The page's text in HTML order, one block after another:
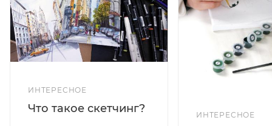
ИНТЕРЕСНОЕ
Что такое скетчинг?
ИНТЕРЕСНОЕ